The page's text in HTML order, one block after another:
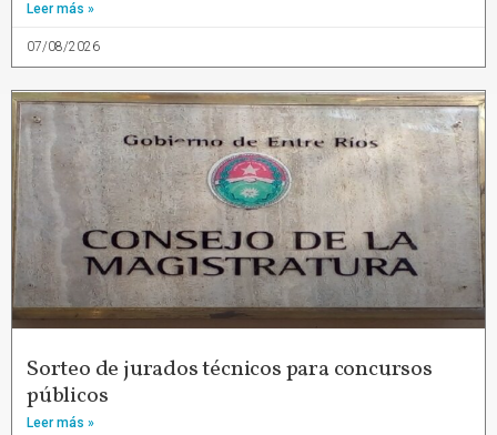
Leer más »
07/08/2026
Sorteo de jurados técnicos para concursos
públicos
Leer más »